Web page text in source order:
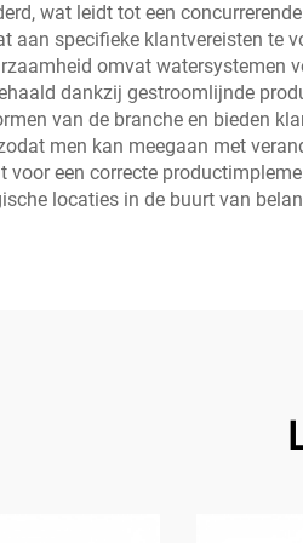
wat leidt tot een
aan specifieke klantvereisten te
omvat watersystemen
dankzij gestroomlijnde
van de branche en bieden
men kan meegaan met
een correcte
locaties in de buurt van